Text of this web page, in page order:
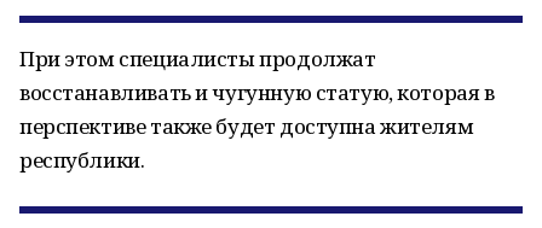
При этом специалисты продолжат
восстанавливать и чугунную статую, которая в
перспективе также будет доступна жителям
республики.